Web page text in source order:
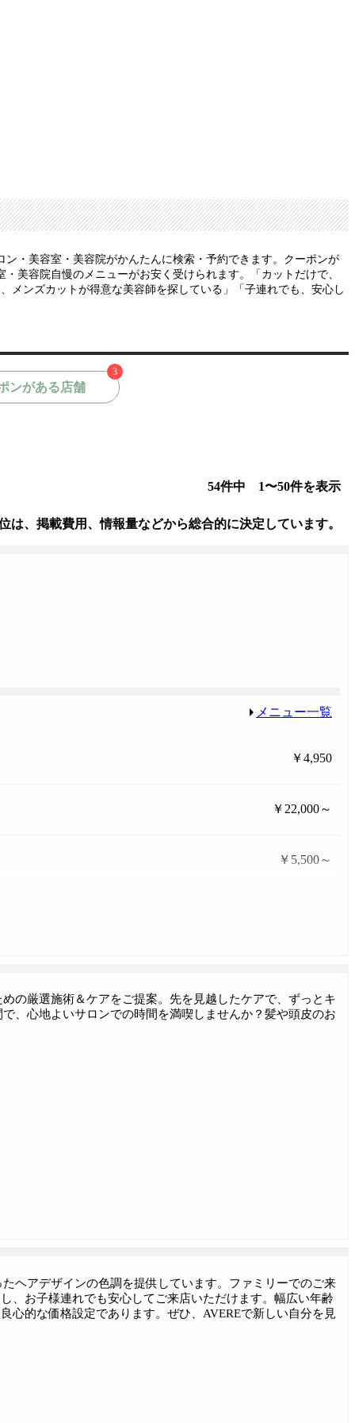
・美容室・美容院がかんたんに検索・予約できます。クーポンが
美容院自慢のメニューがお安く受けられます。「カットだけで、
メンズカットが得意な美容師を探している」「子連れでも、安心し
ンがある店舗
3
54件中 1〜50件を表示
は、掲載費用、情報量などから総合的に決定しています。
メニュー一覧
￥4,950
￥22,000～
￥5,500～
の厳選施術＆ケアをご提案。先を見越したケアで、ずっとキ
、心地よいサロンでの時間を満喫しませんか？髪や頭皮のお
ヘアデザインの色調を提供しています。ファミリーでのご来
、お子様連れでも安心してご来店いただけます。幅広い年齢
心的な価格設定であります。ぜひ、AVEREで新しい自分を見